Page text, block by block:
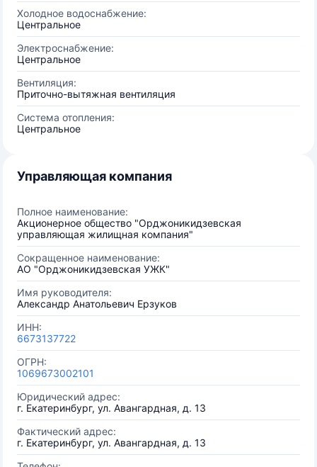
Холодное водоснабжение:
Центральное
Электроснабжение:
Центральное
Вентиляция:
Приточно-вытяжная вентиляция
Система отопления:
Центральное
Управляющая компания
Полное наименование:
Акционерное общество "Орджоникидзевская
управляющая жилищная компания"
Сокращенное наименование:
АО "Орджоникидзевская УЖК"
Имя руководителя:
Александр Анатольевич Ерзуков
ИНН:
6673137722
ОГРН:
1069673002101
Юридический адрес:
г. Екатеринбург, ул. Авангардная, д. 13
Фактический адрес:
г. Екатеринбург, ул. Авангардная, д. 13